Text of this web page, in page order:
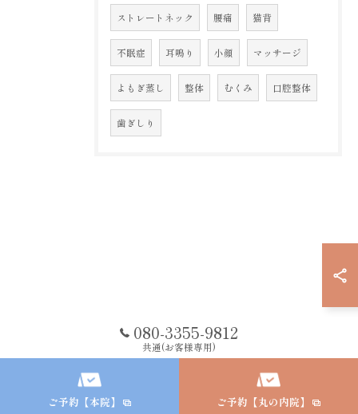
ストレートネック 腰痛 猫背
不眠症 耳鳴り 小顔 マッサージ
よもぎ蒸し 整体 むくみ 口腔整体
歯ぎしり
080-3355-9812
共通(お客様専用)
ご予約【本院】 ご予約【丸の内院】